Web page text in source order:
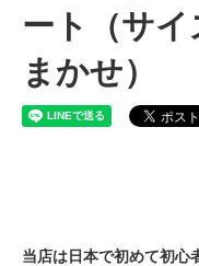
ート（サ
まかせ）
当店は日本で初めて初心